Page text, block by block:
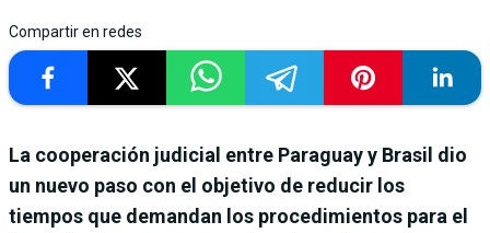
Compartir en redes
La cooperación judicial entre Paraguay y Brasil dio
un nuevo paso con el objetivo de reducir los
tiempos que demandan los procedimientos para el